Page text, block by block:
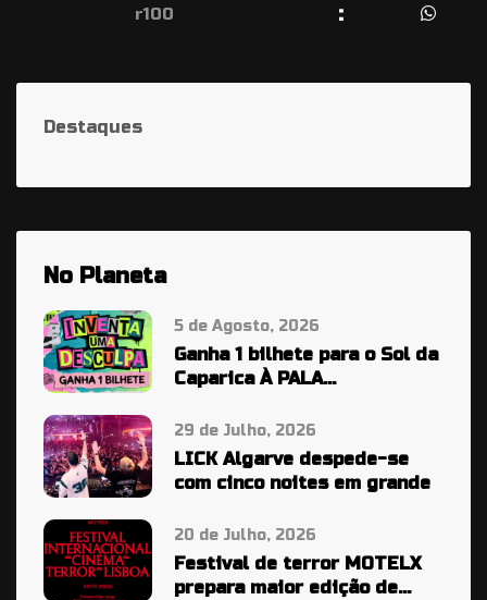
r100
:
Destaques
No Planeta
5 de Agosto, 2026
Ganha 1 bilhete para o Sol da
Caparica À PALA…
29 de Julho, 2026
LICK Algarve despede-se
com cinco noites em grande
20 de Julho, 2026
Festival de terror MOTELX
prepara maior edição de